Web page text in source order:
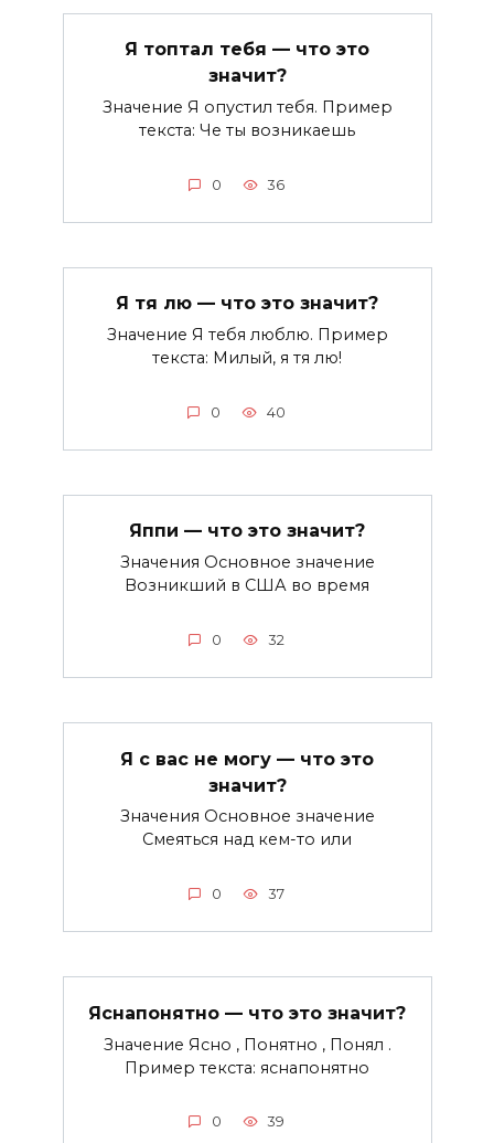
Я топтал тебя — что это
значит?
Значение Я опустил тебя. Пример
текста: Че ты возникаешь
0 36
Я тя лю — что это значит?
Значение Я тебя люблю. Пример
текста: Милый, я тя лю!
0 40
Яппи — что это значит?
Значения Основное значение
Возникший в США во время
0 32
Я с вас не могу — что это
значит?
Значения Основное значение
Смеяться над кем-то или
0 37
Яснапонятно — что это значит?
Значение Ясно , Понятно , Понял .
Пример текста: яснапонятно
0 39